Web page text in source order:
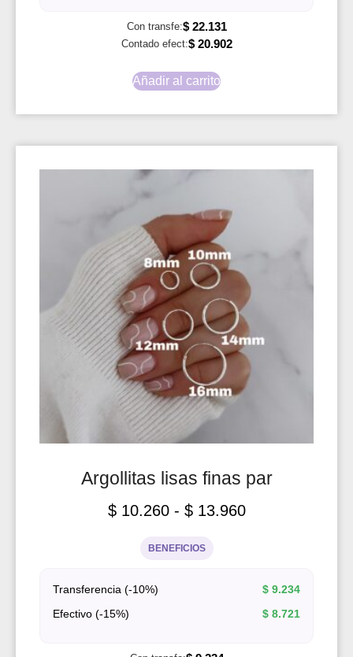
Con transfe:$22.131
Contado efect:$20.902
Añadir al carrito
Argollitas lisas finas par
$10.260 - $13.960
BENEFICIOS
Transferencia (-10%) $ 9.234
Efectivo (-15%)
$ 8.721